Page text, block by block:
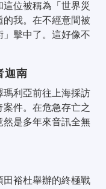
位被稱為「世界災
我。在不經意間被
擊中了。這好像不
迦南
利亞前往上海採訪
件。在危急存亡之
然是多年來音訊全無
裕杜舉辦的終極戰